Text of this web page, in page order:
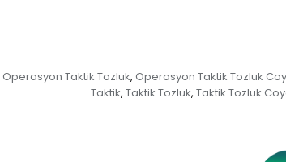
Operasyon Taktik Tozluk, Operasyon Taktik Tozluk
Taktik, Taktik Tozluk, Taktik Tozluk